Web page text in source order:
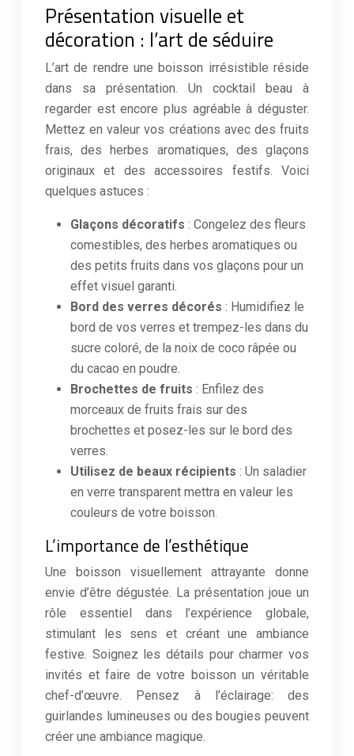
Présentation visuelle et
décoration : l’art de séduire
L’art de rendre une boisson irrésistible réside
dans sa présentation. Un cocktail beau à
regarder est encore plus agréable à déguster.
Mettez en valeur vos créations avec des fruits
frais, des herbes aromatiques, des glaçons
originaux et des accessoires festifs. Voici
quelques astuces :
Glaçons décoratifs : Congelez des fleurs
comestibles, des herbes aromatiques ou
des petits fruits dans vos glaçons pour un
effet visuel garanti.
Bord des verres décorés : Humidifiez le
bord de vos verres et trempez-les dans du
sucre coloré, de la noix de coco râpée ou
du cacao en poudre.
Brochettes de fruits : Enfilez des
morceaux de fruits frais sur des
brochettes et posez-les sur le bord des
verres.
Utilisez de beaux récipients : Un saladier
en verre transparent mettra en valeur les
couleurs de votre boisson.
L’importance de l’esthétique
Une boisson visuellement attrayante donne
envie d’être dégustée. La présentation joue un
rôle essentiel dans l’expérience globale,
stimulant les sens et créant une ambiance
festive. Soignez les détails pour charmer vos
invités et faire de votre boisson un véritable
chef-d’œuvre. Pensez à l’éclairage: des
guirlandes lumineuses ou des bougies peuvent
créer une ambiance magique.